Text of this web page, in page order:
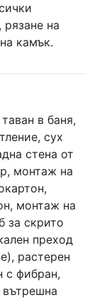
рязане на
камък.
в баня,
сух
стена от
монтаж на
монтаж на
за скрито
преход
растерен
с фибран,
вътрешна